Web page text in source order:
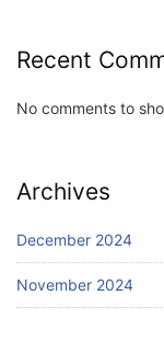
Recent
No comments to
Archives
December 2024
November 2024